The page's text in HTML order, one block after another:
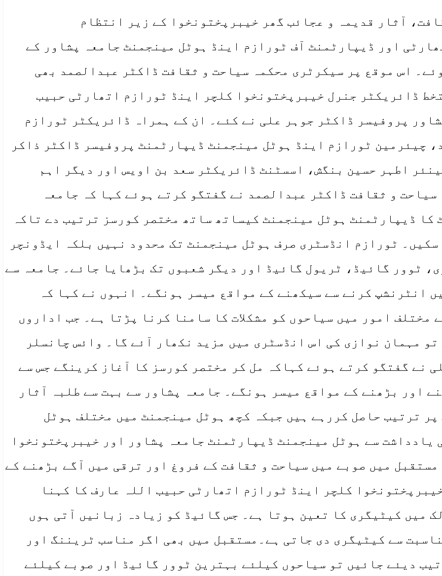
آثار قدیمہ و عجائب گھر خیبرپختونخوا کے زیر انتظام
اور ڈیپارٹمنٹ آف ٹورازم اینڈ ہوٹل مینجمنٹ جامعہ پشاور کے
اس موقع پر سیکرٹری محکمہ سیاحت و ثقافت ڈاکٹر عبدالصمد بھی
ڈائریکٹر جنرل خیبرپختونخوا کلچر اینڈ ٹورازم اتھارٹی حبیب
پروفیسر ڈاکٹر جوہر علی نے کئے۔ ان کے ہمراہ ڈائریکٹر ٹورازم
چیئرمین ٹورازم اینڈ ہوٹل مینجمنٹ ڈیپارٹمنٹ پروفیسر ڈاکٹر ذاکر
اطہر حسین بنگش، اسسٹنٹ ڈائریکٹر سعد بن اویس اور دیگر اہم
و ثقافت ڈاکٹر عبدالصمد نے گفتگو کرتے ہوئے کہا کہ جامعہ
کا ڈیپارٹمنٹ ہوٹل مینجمنٹ کیساتھ ساتھ مختصر کورسز ترتیب دے تاکہ
ٹورازم انڈسٹری صرف ہوٹل مینجمنٹ تک محدود نہیں بلکہ ایڈونچر
ٹوور گائیڈ، ٹریول گائیڈ اور دیگر شعبوں تک بڑھایا جائے۔ جامعہ سے
انٹرنشپ کرنے سے سیکھنے کے مواقع میسر ہونگے۔ انہوں نے کہا کہ
مختلف امور میں سیاحوں کو مشکلات کا سامنا کرنا پڑتا ہے۔ جب اداروں
مہمان نوازی کی اس انڈسٹری میں مزید نکھار آئے گا۔ وائس چانسلر
نے گفتگو کرتے ہوئے کہاکہ مل کر مختصر کورسز کا آغاز کرینگے جس سے
اور بڑھنے کے مواقع میسر ہونگے۔ جامعہ پشاور سے بہت سے طلبہ آثار
ترتیب حاصل کررہے ہیں جبکہ کچھ ہوٹل مینجمنٹ میں مختلف ہوٹل
یادداشت سے ہوٹل مینجمنٹ ڈیپارٹمنٹ جامعہ پشاور اور خیبرپختونخوا
میں صوبے میں سیاحت و ثقافت کے فروغ اور ترقی میں آگے بڑھنے کے
کلچر اینڈ ٹورازم اتھارٹی حبیب اللہ عارف کا کہنا
میں کیٹیگری کا تعین ہوتا ہے۔ جس گائیڈ کو زیادہ زبانیں آتی ہوں
سے کیٹیگری دی جاتی ہے۔مستقبل میں بھی اگر مناسب ٹریننگ اور
دیئے جائیں تو سیاحوں کیلئے بہترین ٹوور گائیڈ اور صوبے کیلئے